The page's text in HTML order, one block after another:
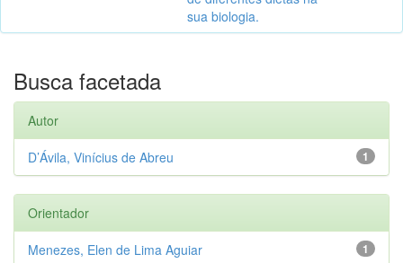
sua biologia.
Busca facetada
Autor
1
D’Ávila, Vinícius de Abreu
Orientador
1
Menezes, Elen de Lima Aguiar